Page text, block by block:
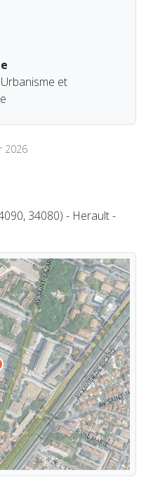
Urbanisme et
2026
34080) - Herault -